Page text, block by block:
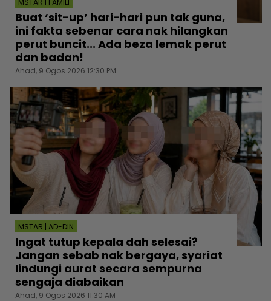
Buat ‘sit-up’ hari-hari pun tak guna,
ini fakta sebenar cara nak hilangkan
perut buncit... Ada beza lemak perut
dan badan!
Ahad, 9 Ogos 2026 12:30 PM
MSTAR | AD-DIN
Ingat tutup kepala dah selesai?
Jangan sebab nak bergaya, syariat
lindungi aurat secara sempurna
sengaja diabaikan
Ahad, 9 Ogos 2026 11:30 AM